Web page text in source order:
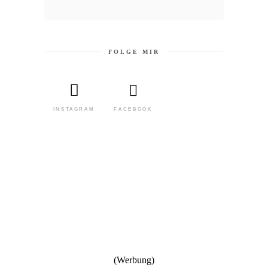
FOLGE MIR
INSTAGRAM FACEBOOK